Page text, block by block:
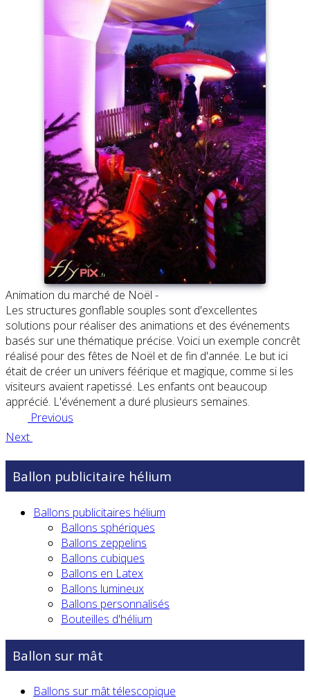
Animation du marché de Noël -
Les structures gonflable souples sont d'excellentes
solutions pour réaliser des animations et des événements
basés sur une thématique précise. Voici un exemple concrêt
réalisé pour des fêtes de Noël et de fin d'année. Le but ici
était de créer un univers féérique et magique, comme si les
visiteurs avaient rapetissé. Les enfants ont beaucoup
apprécié. L'événement a duré plusieurs semaines.
Previous
Next
Ballon publicitaire hélium
Ballons publicitaires hélium
Ballons sphériques
Ballons zeppelins
Ballons cubiques
Ballons en Latex
Ballons lumineux
Ballons personnalisés
Bouteilles d'hélium
Ballon sur mât
Ballons sur mât télescopique